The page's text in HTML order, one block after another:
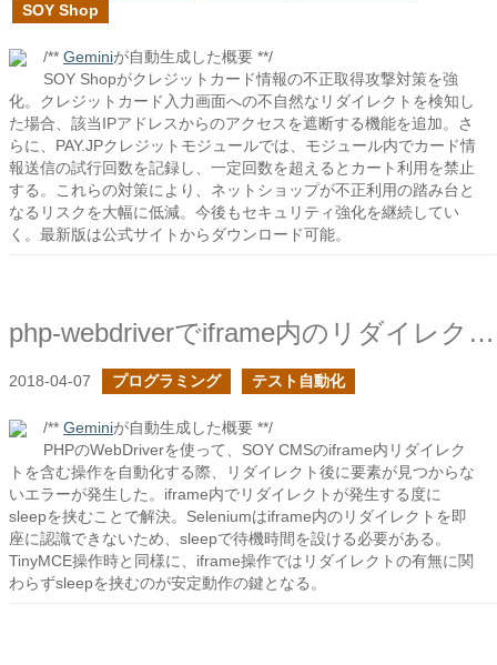
SOY Shop
/** Geminiが自動生成した概要 **/
SOY Shopがクレジットカード情報の不正取得攻撃対策を強
化。クレジットカード入力画面への不自然なリダイレクトを検知し
た場合、該当IPアドレスからのアクセスを遮断する機能を追加。さ
らに、PAY.JPクレジットモジュールでは、モジュール内でカード情
報送信の試行回数を記録し、一定回数を超えるとカート利用を禁止
する。これらの対策により、ネットショップが不正利用の踏み台と
なるリスクを大幅に低減。今後もセキュリティ強化を継続してい
く。最新版は公式サイトからダウンロード可能。
php-webdriverでiframe内のリダイレクトに対応する
2018-04-07 プログラミング テスト自動化
/** Geminiが自動生成した概要 **/
PHPのWebDriverを使って、SOY CMSのiframe内リダイレク
トを含む操作を自動化する際、リダイレクト後に要素が見つからな
いエラーが発生した。iframe内でリダイレクトが発生する度に
sleepを挟むことで解決。Seleniumはiframe内のリダイレクトを即
座に認識できないため、sleepで待機時間を設ける必要がある。
TinyMCE操作時と同様に、iframe操作ではリダイレクトの有無に関
わらずsleepを挟むのが安定動作の鍵となる。